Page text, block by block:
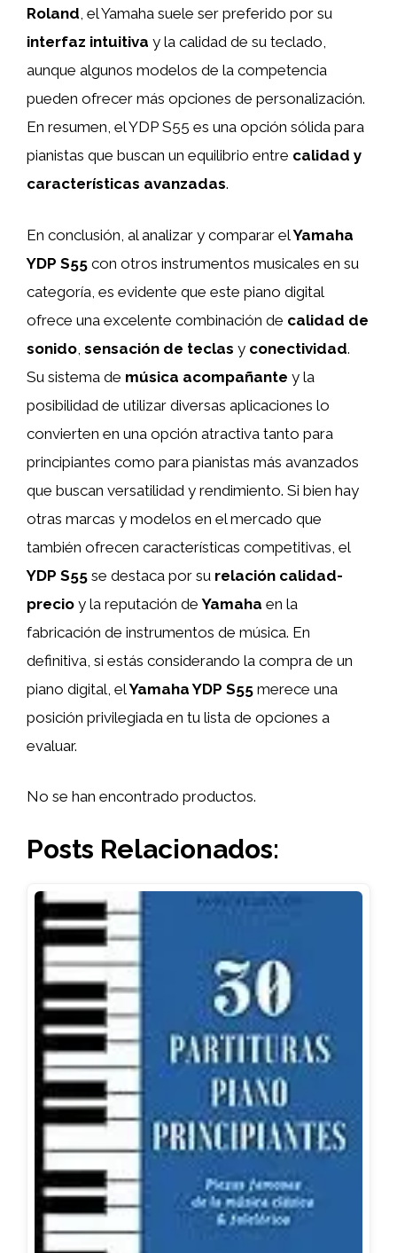
Roland, el Yamaha suele ser preferido por su
interfaz intuitiva y la calidad de su teclado,
aunque algunos modelos de la competencia
pueden ofrecer más opciones de personalización.
En resumen, el YDP S55 es una opción sólida para
pianistas que buscan un equilibrio entre calidad y
características avanzadas.
En conclusión, al analizar y comparar elYamaha
YDP S55 con otros instrumentos musicales en su
categoría, es evidente que este piano digital
ofrece una excelente combinación de calidad de
sonido sensación de teclas y conectividad.
Su sistema de música acompañante y la
posibilidad de utilizar diversas aplicaciones lo
convierten en una opción atractiva tanto para
principiantes como para pianistas más avanzados
que buscan versatilidad y rendimiento. Si bien hay
otras marcas y modelos en el mercado que
también ofrecen características competitivas, el
YDP S55 se destaca por su relación calidad-
precio y la reputación deYamaha en la
fabricación de instrumentos de música. En
definitiva, si estás considerando la compra de un
piano digital, elYamaha YDP S55 merece una
posición privilegiada en tu lista de opciones a
evaluar.
No se han encontrado productos.
Posts Relacionados: